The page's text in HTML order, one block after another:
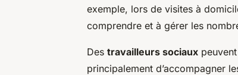
exemple, lors de visites à
comprendre et à gérer les
Des travailleurs sociaux
principalement d’accompagner